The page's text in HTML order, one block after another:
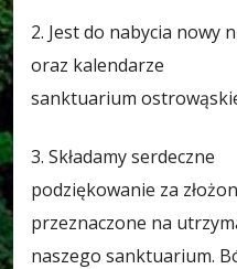
2. Jest do nabycia nowy
oraz kalendarze
sanktuarium
3. Składamy serdeczne
podziękowanie za
przeznaczone na
naszego sanktuarium.